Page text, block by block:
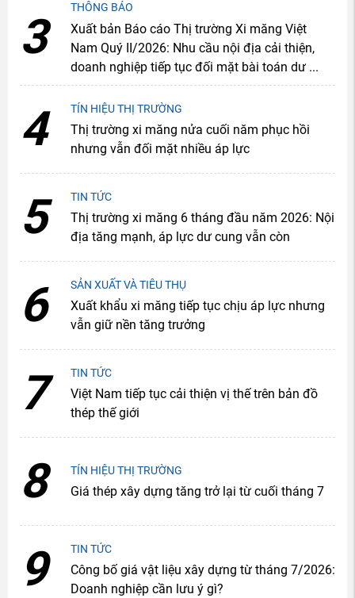
3
THÔNG BÁO
Xuất bản Báo cáo Thị trường Xi măng Việt
Nam Quý II/2026: Nhu cầu nội địa cải thiện,
doanh nghiệp tiếp tục đối mặt bài toán dư ...
4 TÍN HIỆU THỊ TRƯỜNG
Thị trường xi măng nửa cuối năm phục hồi
nhưng vẫn đối mặt nhiều áp lực
5 TIN TỨC
Thị trường xi măng 6 tháng đầu năm 2026: Nội
địa tăng mạnh, áp lực dư cung vẫn còn
6 SẢN XUẤT VÀ TIÊU THỤ
Xuất khẩu xi măng tiếp tục chịu áp lực nhưng
vẫn giữ nền tăng trưởng
7 TIN TỨC
Việt Nam tiếp tục cải thiện vị thế trên bản đồ
thép thế giới
8 TÍN HIỆU THỊ TRƯỜNG
Giá thép xây dựng tăng trở lại từ cuối tháng 7
9 TIN TỨC
Công bố giá vật liệu xây dựng từ tháng 7/2026:
Doanh nghiệp cần lưu ý gì?